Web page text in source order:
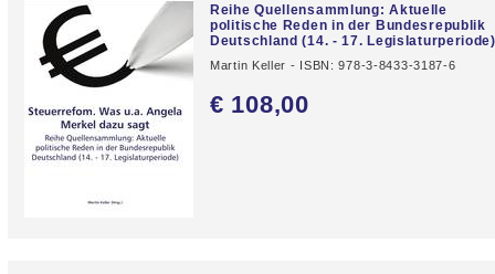
Reihe Quellensammlung: Aktuelle
politische Reden in der Bundesrepublik
Deutschland (14. - 17. Legislaturperiode)
Martin Keller - ISBN: 978-3-8433-3187-6
€ 108,00